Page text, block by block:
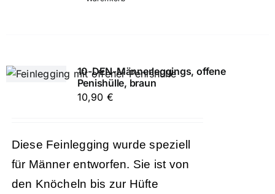
10-DEN-Männerleggings, offene
Penishülle, braun
10,90 €
Diese Feinlegging wurde speziell
für Männer entworfen. Sie ist von
den Knöcheln bis zur Hüfte